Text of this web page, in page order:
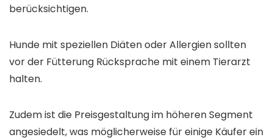
berücksichtigen.
Hunde mit speziellen Diäten oder Allergien sollten
vor der Fütterung Rücksprache mit einem Tierarzt
halten.
Zudem ist die Preisgestaltung im höheren Segment
angesiedelt, was möglicherweise für einige Käufer ein